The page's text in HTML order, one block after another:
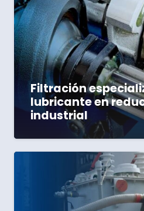
Filtración
lubricante en
industrial